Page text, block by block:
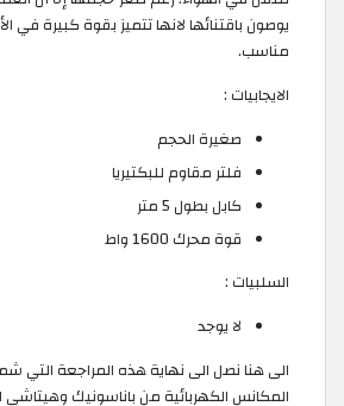
يوصون باقتنائها لانها تتميز بقوة كبيرة في
مناسب.
الايجابيات :
صغيرة الحجم
فلتر مقاوم للبكتيريا
كابل بطول 5 متر
قوة محرك 1600 واط
السلبيات :
لا يوجد
الى هنا نصل الى نهاية هذه المراجعة التي